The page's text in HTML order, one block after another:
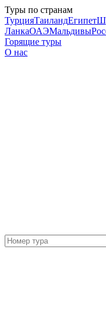
Туры по странам
ТурцияТаиландЕгипет
ЛанкаОАЭМальдивы
Горящие туры
О нас